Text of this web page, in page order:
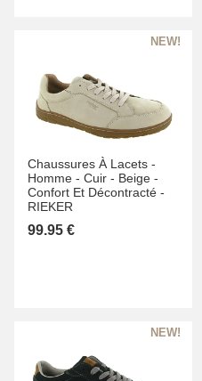
Chaussures À Lacets -
Homme - Cuir - Beige -
Confort Et Décontracté -
RIEKER
99.95 €